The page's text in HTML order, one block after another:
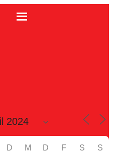
D M D F S S